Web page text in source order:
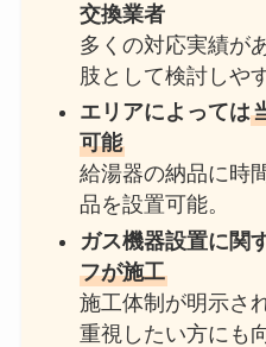
交換業者
多くの対応実績が
肢として検討しや
エリアによっては
可能
給湯器の納品に時
品を設置可能。
ガス機器設置に関
フが施工
施工体制が明示さ
重視したい方にも